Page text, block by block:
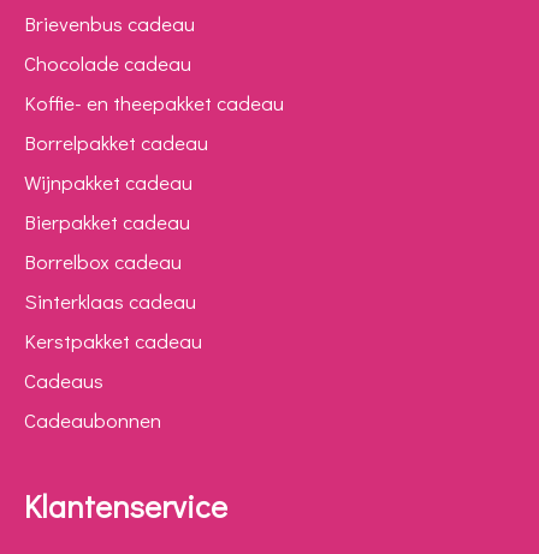
Brievenbus cadeau
Chocolade cadeau
Koffie- en theepakket cadeau
Borrelpakket cadeau
Wijnpakket cadeau
Bierpakket cadeau
Borrelbox cadeau
Sinterklaas cadeau
Kerstpakket cadeau
Cadeaus
Cadeaubonnen
Klantenservice